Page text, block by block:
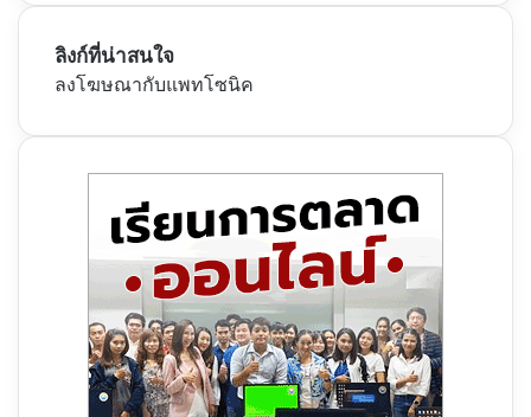
ลิงก์ที่น่าสนใจ
ลงโฆษณากับแพทโซนิค